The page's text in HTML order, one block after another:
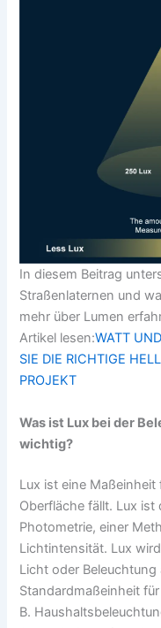
In diesem Beitrag
Straßenlaternen und
mehr über Lumen
Artikel lesen:WATT
SIE DIE RICHTIGE
PROJEKT
Was ist Lux bei der
wichtig?
Lux ist eine
Oberfläche fällt. Lux ist
Photometrie, einer
Lichtintensität. Lux
Licht oder
Standardmaßeinheit
B.